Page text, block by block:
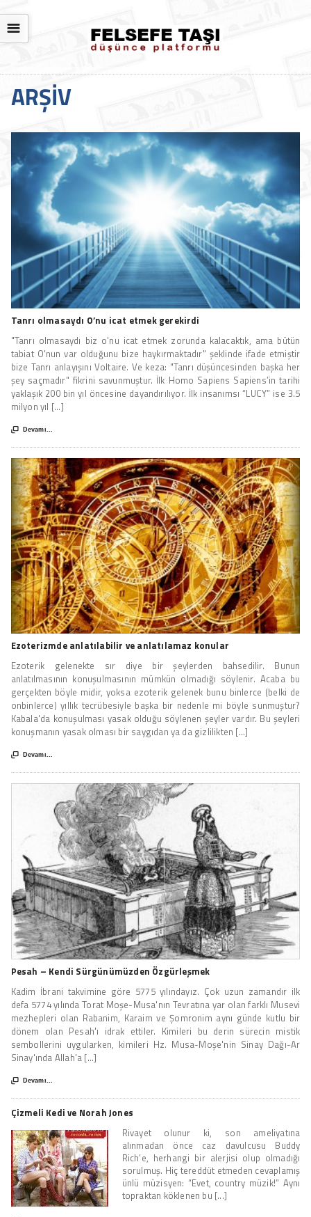
☰
ARŞIV
Tanrı olmasaydı O’nu icat etmek gerekirdi
"Tanrı olmasaydı biz o'nu icat etmek zorunda kalacaktık, ama bütün
tabiat O'nun var olduğunu bize haykırmaktadır" şeklinde ifade etmiştir
bize Tanrı anlayışını Voltaire. Ve keza: "Tanrı düşüncesinden başka her
şey saçmadır" fikrini savunmuştur. İlk Homo Sapiens Sapiens’in tarihi
yaklaşık 200 bin yıl öncesine dayandırılıyor. İlk insanımsı “LUCY” ise 3.5
milyon yıl [...]
 Devamı...
Ezoterizmde anlatılabilir ve anlatılamaz konular
Ezoterik gelenekte sır diye bir şeylerden bahsedilir. Bunun
anlatılmasının konuşulmasının mümkün olmadığı söylenir. Acaba bu
gerçekten böyle midir, yoksa ezoterik gelenek bunu binlerce (belki de
onbinlerce) yıllık tecrübesiyle başka bir nedenle mi böyle sunmuştur?
Kabala'da konuşulması yasak olduğu söylenen şeyler vardır. Bu şeyleri
konuşmanın yasak olması bir saygıdan ya da gizlilikten [...]
 Devamı...
Pesah – Kendi Sürgünümüzden Özgürleşmek
Kadim İbrani takvimine göre 5775 yılındayız. Çok uzun zamandır ilk
defa 5774 yılında Torat Moşe-Musa'nın Tevratına yar olan farklı Musevi
mezhepleri olan Rabanim, Karaim ve Şomronim aynı günde kutlu bir
dönem olan Pesah'ı idrak ettiler. Kimileri bu derin sürecin mistik
sembollerini uygularken, kimileri Hz. Musa-Moşe'nin Sinay Dağı-Ar
Sinay'ında Allah'a [...]
 Devamı...
Çizmeli Kedi ve Norah Jones
Rivayet olunur ki, son ameliyatına
alınmadan önce caz davulcusu Buddy
Rich’e, herhangi bir alerjisi olup olmadığı
sorulmuş. Hiç tereddüt etmeden cevaplamış
ünlü müzisyen: “Evet, country müzik!” Aynı
topraktan köklenen bu [...]